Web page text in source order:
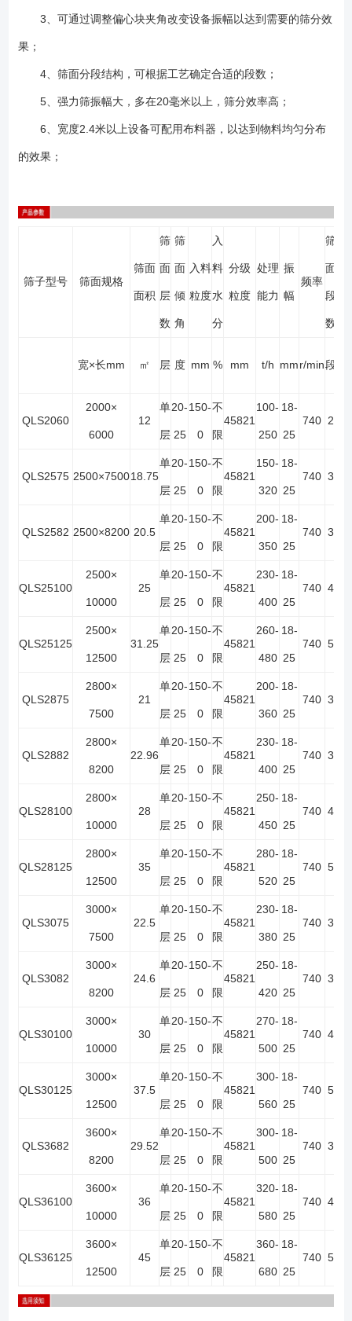
3、可通过调整偏心块夹角改变设备振幅以达到需要的筛分效
果；
4、筛面分段结构，可根据工艺确定合适的段数；
5、强力筛振幅大，多在20毫米以上，筛分效率高；
6、宽度2.4米以上设备可配用布料器，以达到物料均匀分布
的效果；
筛子型号 筛面规格
筛面
面积
筛
面
层
数
筛
面
倾
角
入料
粒度
入
料
水
分
分级
粒度
处理
能力
振
幅
频率
筛
面
段
数
宽×长mm ㎡ 层 度 mm % mm t/h mmr/min段
QLS2060
2000×
6000
12
单
层
20-
25
150-
0
不
限
45821
100-
250
18-
25
740 2
QLS2575 2500×750018.75
单
层
20-
25
150-
0
不
限
45821
150-
320
18-
25
740 3
QLS2582 2500×8200 20.5
单
层
20-
25
150-
0
不
限
45821
200-
350
18-
25
740 3
QLS25100
2500×
10000
25
单
层
20-
25
150-
0
不
限
45821
230-
400
18-
25
740 4
QLS25125
2500×
12500
31.25
单
层
20-
25
150-
0
不
限
45821
260-
480
18-
25
740 5
QLS2875
2800×
7500
21
单
层
20-
25
150-
0
不
限
45821
200-
360
18-
25
740 3
QLS2882
2800×
8200
22.96
单
层
20-
25
150-
0
不
限
45821
230-
400
18-
25
740 3
QLS28100
2800×
10000
28
单
层
20-
25
150-
0
不
限
45821
250-
450
18-
25
740 4
QLS28125
2800×
12500
35
单
层
20-
25
150-
0
不
限
45821
280-
520
18-
25
740 5
QLS3075
3000×
7500
22.5
单
层
20-
25
150-
0
不
限
45821
230-
380
18-
25
740 3
QLS3082
3000×
8200
24.6
单
层
20-
25
150-
0
不
限
45821
250-
420
18-
25
740 3
QLS30100
3000×
10000
30
单
层
20-
25
150-
0
不
限
45821
270-
500
18-
25
740 4
QLS30125
3000×
12500
37.5
单
层
20-
25
150-
0
不
限
45821
300-
560
18-
25
740 5
QLS3682
3600×
8200
29.52
单
层
20-
25
150-
0
不
限
45821
300-
500
18-
25
740 3
QLS36100
3600×
10000
36
单
层
20-
25
150-
0
不
限
45821
320-
580
18-
25
740 4
QLS36125
3600×
12500
45
单
层
20-
25
150-
0
不
限
45821
360-
680
18-
25
740 5